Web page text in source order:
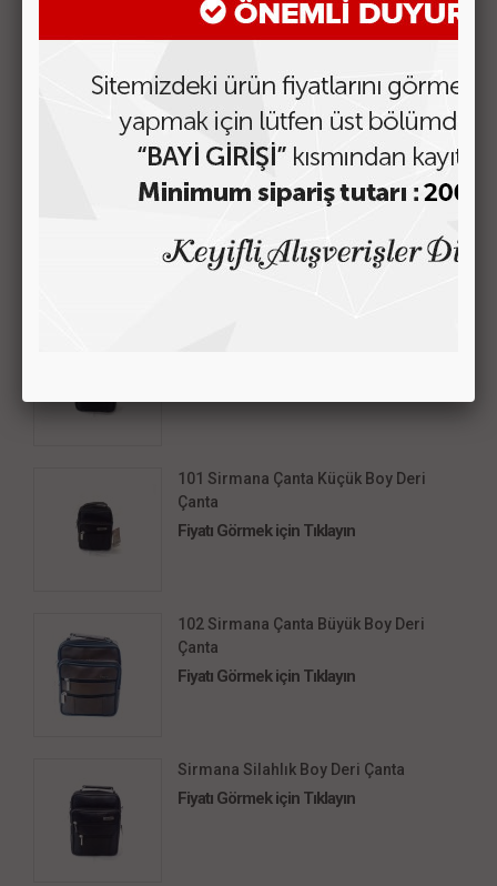
Dik:22cm*17cm*10cm
BENZER ÜRÜNLER
MKM K-303 Lüks Deri Çanta Büyük Boy
101 Sirmana Çanta Küçük Boy Deri
Çanta
Fiyatı Görmek için Tıklayın
102 Sirmana Çanta Büyük Boy Deri
Çanta
Fiyatı Görmek için Tıklayın
Sirmana Silahlık Boy Deri Çanta
Fiyatı Görmek için Tıklayın